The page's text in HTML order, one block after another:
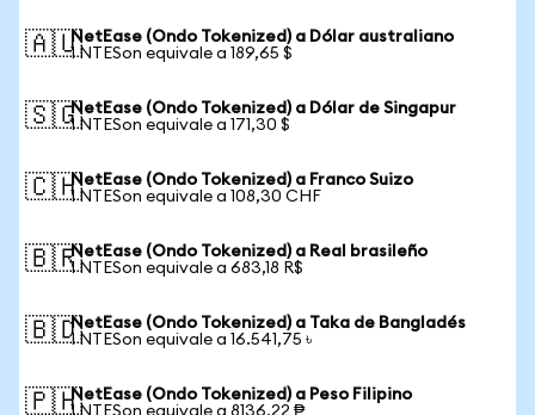
🇦🇺NetEase (Ondo Tokenized) a Dólar australiano
1 NTESon equivale a 189,65 $
🇸🇬NetEase (Ondo Tokenized) a Dólar de Singapur
1 NTESon equivale a 171,30 $
🇨🇭NetEase (Ondo Tokenized) a Franco Suizo
1 NTESon equivale a 108,30 CHF
🇧🇷NetEase (Ondo Tokenized) a Real brasileño
1 NTESon equivale a 683,18 R$
🇧🇩NetEase (Ondo Tokenized) a Taka de Bangladés
1 NTESon equivale a 16.541,75 ৳
🇵🇭NetEase (Ondo Tokenized) a Peso Filipino
1 NTESon equivale a 8136,22 ₱